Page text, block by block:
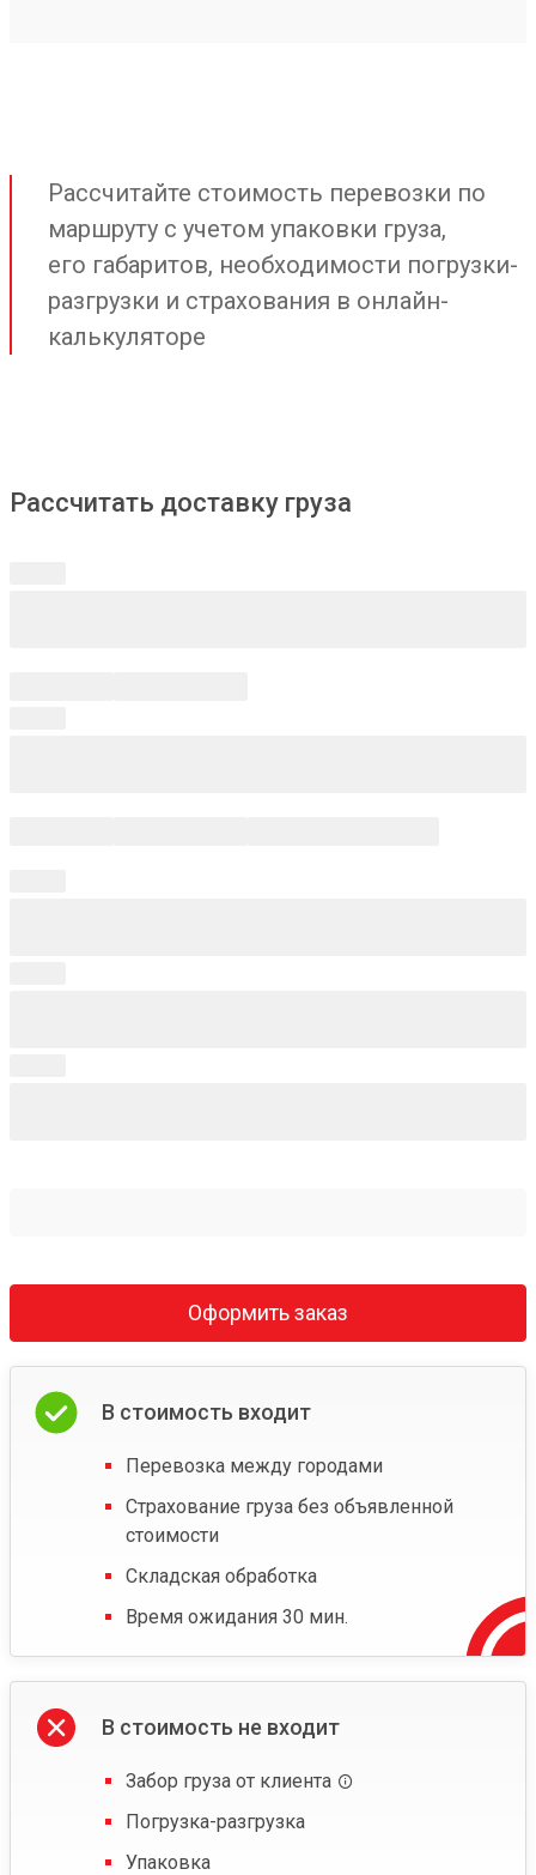
Рассчитайте стоимость перевозки по
маршруту с учетом упаковки груза,
его габаритов, необходимости погрузки-
разгрузки и страхования в онлайн-
калькуляторе
Рассчитать доставку груза
Оформить заказ
В стоимость входит
Перевозка между городами
Страхование груза без объявленной
стоимости
Складская обработка
Время ожидания 30 мин.
В стоимость не входит
Забор груза от клиента
Погрузка-разгрузка
Упаковка